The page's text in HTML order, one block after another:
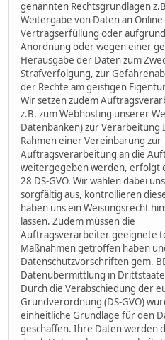
genannten Rechtsgrundlagen
Weitergabe von Daten an
Vertragserfüllung oder
Anordnung oder wegen einer
Herausgabe der Daten zum
Strafverfolgung, zur
der Rechte am geistigen
Wir setzen zudem
z.B. zum Webhosting unserer
Datenbanken) zur Verarbeitung
Rahmen einer Vereinbarung zur
Auftragsverarbeitung an die
weitergegeben werden, erfolgt
28 DS-GVO. Wir wählen dabei
sorgfältig aus, kontrollieren
haben uns ein Weisungsrecht
lassen. Zudem müssen die
Auftragsverarbeiter geeignete
Maßnahmen getroffen haben
Datenschutzvorschriften gem.
Datenübermittlung in
Durch die Verabschiedung der
Grundverordnung (DS-GVO)
einheitliche Grundlage für den
geschaffen. Ihre Daten werden